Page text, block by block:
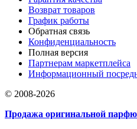
Возврат товаров
График работы
Обратная связь
Конфиденциальность
Полная версия
Партнерам маркетплейса
Информационный
© 2008-2026
Продажа оригинальной